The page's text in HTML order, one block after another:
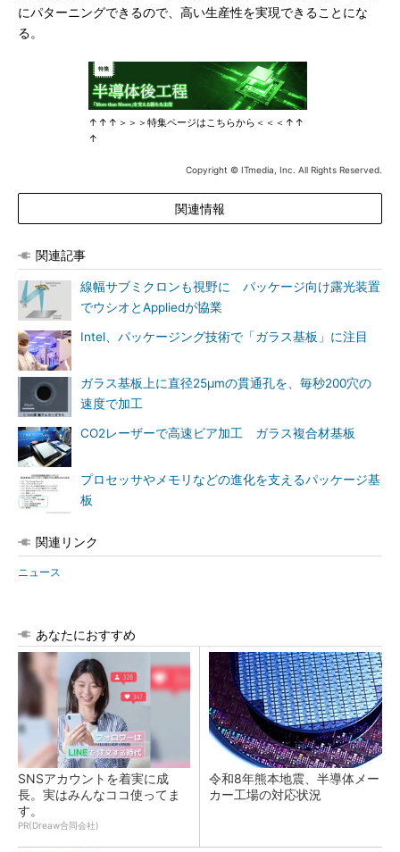
にパターニングできるので、高い生産性を実現できることにな
る。
↑↑↑＞＞＞特集ページはこちらから＜＜＜↑↑
↑
Copyright © ITmedia, Inc. All Rights Reserved.
関連情報
関連記事
線幅サブミクロンも視野に パッケージ向け露光装置
でウシオとAppliedが協業
Intel、パッケージング技術で「ガラス基板」に注目
ガラス基板上に直径25μmの貫通孔を、毎秒200穴の
速度で加工
CO2レーザーで高速ビア加工 ガラス複合材基板
プロセッサやメモリなどの進化を支えるパッケージ基
板
関連リンク
ニュース
あなたにおすすめ
SNSアカウントを着実に成
長。実はみんなココ使ってま
す。
PR(Dreaw合同会社)
令和8年熊本地震、半導体メー
カー工場の対応状況